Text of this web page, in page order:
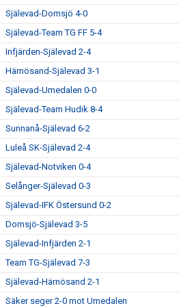
Själevad-Domsjö 4-0
Själevad-Team TG FF 5-4
Infjärden-Själevad 2-4
Härnösand-Själevad 3-1
Själevad-Umedalen 0-0
Själevad-Team Hudik 8-4
Sunnanå-Själevad 6-2
Luleå SK-Själevad 2-4
Själevad-Notviken 0-4
Selånger-Själevad 0-3
Själevad-IFK Östersund 0-2
Domsjö-Själevad 3-5
Själevad-Infjärden 2-1
Team TG-Själevad 7-3
Själevad-Härnösand 2-1
Säker seger 2-0 mot Umedalen